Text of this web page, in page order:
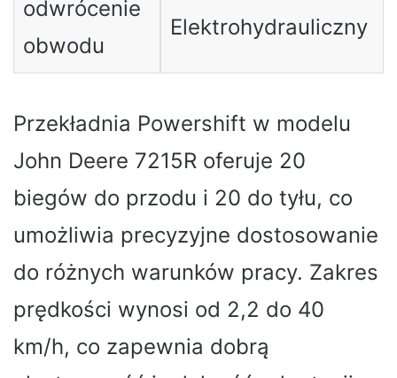
odwrócenie
obwodu
Elektrohydrauliczny
Przekładnia Powershift w modelu
John Deere 7215R oferuje 20
biegów do przodu i 20 do tyłu, co
umożliwia precyzyjne dostosowanie
do różnych warunków pracy. Zakres
prędkości wynosi od 2,2 do 40
km/h, co zapewnia dobrą